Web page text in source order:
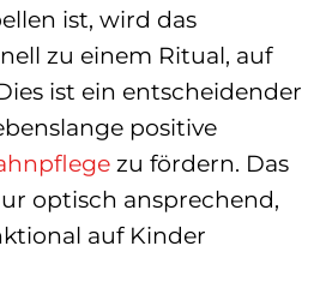
ist, wird das
zu einem Ritual, auf
ist ein entscheidender
positive
zu fördern. Das
optisch ansprechend,
auf Kinder